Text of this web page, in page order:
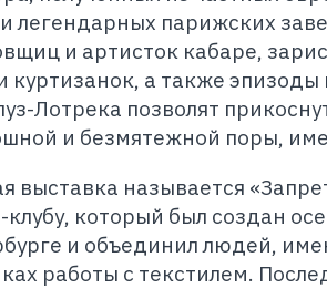
легендарных парижских
и артисток кабаре,
куртизанок, а также
Лотрека позволят
и безмятежной поры,
выставка называется
клубу, который был создан
и объединил людей,
работы с текстилем.